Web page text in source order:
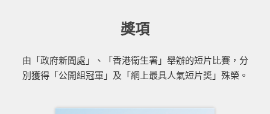
獎項
由「政府新聞處」、「香港衞生署」舉辦的短片比賽，分
別獲得「公開組冠軍」及「網上最具人氣短片奬」殊榮。